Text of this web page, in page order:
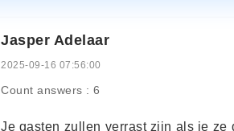
Jasper Adelaar
2025-09-16 07:56:00
Count answers : 6
Je gasten zullen verrast zijn als je ze